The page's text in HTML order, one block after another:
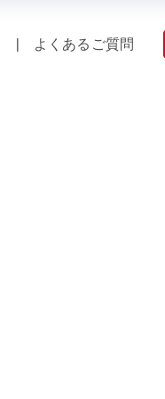
| よくあるご質問